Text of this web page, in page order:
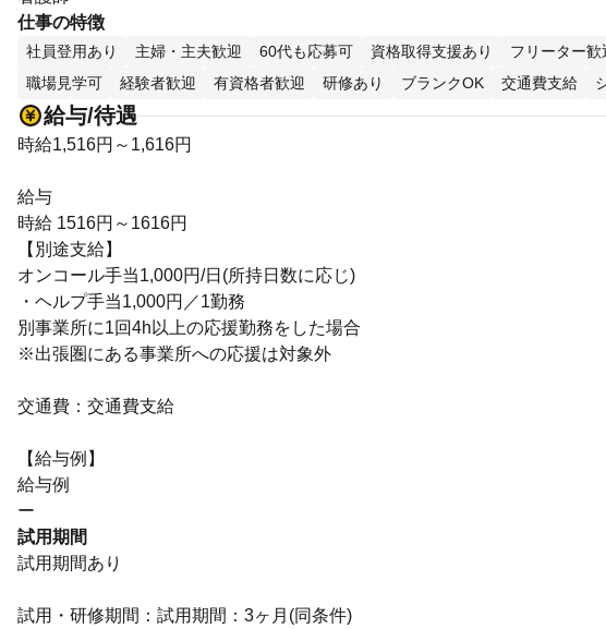
仕事の特徴
社員登用あり 主婦・主夫歓迎 60代も応募可 資格取得支援あり
フリーター歓
職場見学可
経験者歓迎 有資格者歓迎 研修あり ブランクOK 交通費支給
給与/待遇
時給1,516円～1,616円
給与
時給 1516円～1616円
【別途支給】
オンコール手当1,000円/日(所持日数に応じ)
・ヘルプ手当1,000円／1勤務
別事業所に1回4h以上の応援勤務をした場合
※出張圏にある事業所への応援は対象外
交通費：交通費支給
【給与例】
給与例
ー
試用期間
試用期間あり
試用・研修期間：試用期間：3ヶ月(同条件)